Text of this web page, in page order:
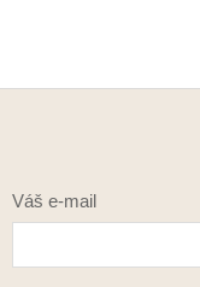
Váš e-mail